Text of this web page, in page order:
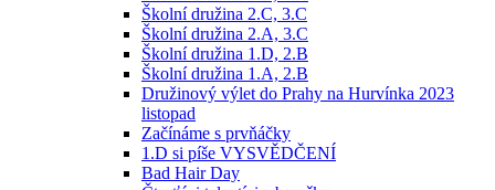
Školní družina 2.C, 3.C
Školní družina 2.A, 3.C
Školní družina 1.D, 2.B
Školní družina 1.A, 2.B
Družinový výlet do Prahy na Hurvínka 2023
listopad
Začínáme s prvňáčky
1.D si píše VYSVĚDČENÍ
Bad Hair Day